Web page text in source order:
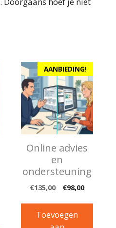
AANBIEDING!
Online advies
en
ondersteuning
€135,00
Oorspronkelijke
€135,00.
€98,00Huidige
Toevoegen